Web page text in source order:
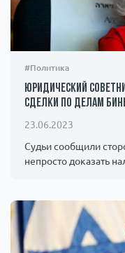
#Политика
Юридический
сделки по делам
23.06.2023
Судьи сообщили
непросто доказать